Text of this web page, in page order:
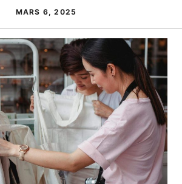
MARS 6, 2025